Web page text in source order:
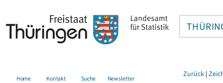
Home Kontakt Suche Newsletter Zurück |